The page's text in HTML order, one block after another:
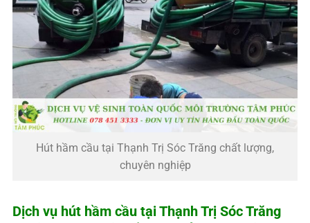
Hút hầm cầu tại Thạnh Trị Sóc Trăng chất lượng,
chuyên nghiệp
Dịch vụ hút hầm cầu tại Thạnh Trị Sóc Trăng